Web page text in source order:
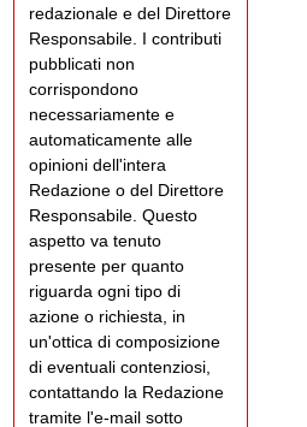
redazionale e del Direttore
Responsabile. I contributi
pubblicati non
corrispondono
necessariamente e
automaticamente alle
opinioni dell'intera
Redazione o del Direttore
Responsabile. Questo
aspetto va tenuto
presente per quanto
riguarda ogni tipo di
azione o richiesta, in
un'ottica di composizione
di eventuali contenziosi,
contattando la Redazione
tramite l'e-mail sotto